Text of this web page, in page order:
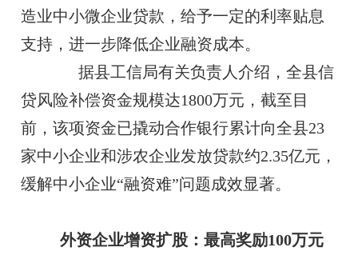
造业中小微企业贷款，给予一定的利率贴息
支持，进一步降低企业融资成本。
据县工信局有关负责人介绍，全县信
贷风险补偿资金规模达1800万元，截至目
前，该项资金已撬动合作银行累计向全县23
家中小企业和涉农企业发放贷款约2.35亿元，
缓解中小企业“融资难”问题成效显著。
外资企业增资扩股：最高奖励100万元